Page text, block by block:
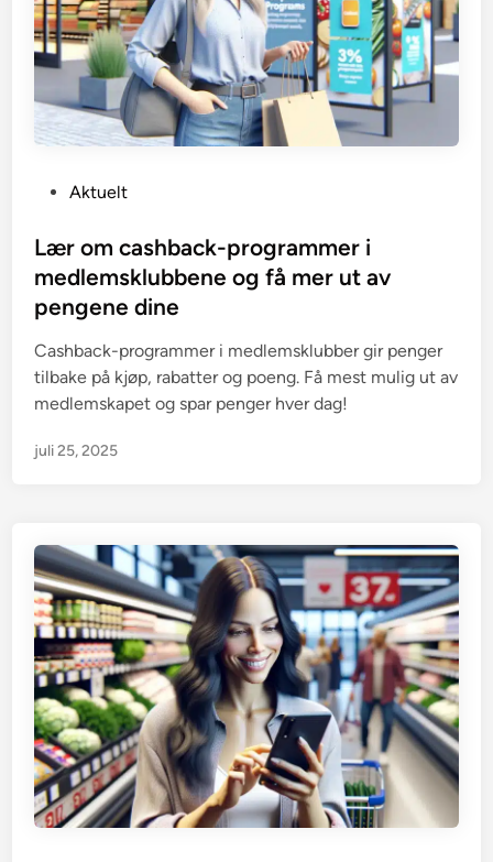
s
t
d
i
n
Aktuelt
Lær om cashback-programmer i
medlemsklubbene og få mer ut av
pengene dine
Cashback-programmer i medlemsklubber gir penger
tilbake på kjøp, rabatter og poeng. Få mest mulig ut av
medlemskapet og spar penger hver dag!
juli 25, 2025